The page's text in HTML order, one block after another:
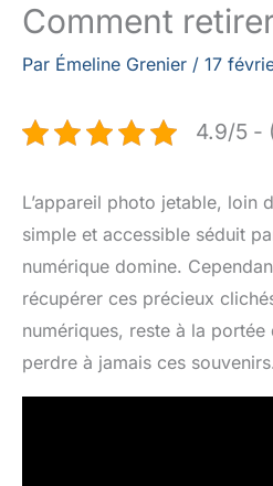
Comment
Par Émeline Grenier / 17
4.9/5 -
L’appareil photo jetable, loin
simple et accessible séduit
numérique domine.
récupérer ces précieux
numériques, reste à la
perdre à jamais ces